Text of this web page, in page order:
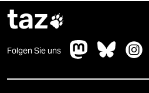
taz
Folgen Sie uns